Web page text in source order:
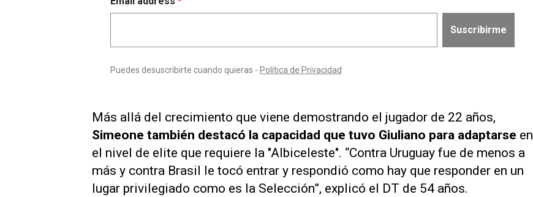
Más allá del crecimiento que viene demostrando el jugador de 22 años,
Simeone también destacó la capacidad que tuvo Giuliano para adaptarse en
el nivel de elite que requiere la "Albiceleste". “Contra Uruguay fue de menos a
más y contra Brasil le tocó entrar y respondió como hay que responder en un
lugar privilegiado como es la Selección”, explicó el DT de 54 años.